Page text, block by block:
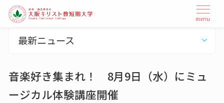
本
文
ッ
メ
ニ
ー
menu
最新ニュース
音楽好き集まれ！ 8月9日（水）にミュ
ージカル体験講座開催